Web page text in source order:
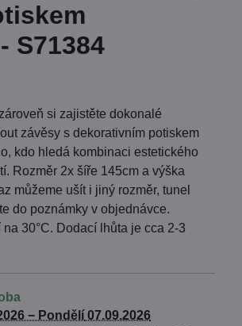
S71384
si zajistěte dokonalé
závěsy s dekorativním potiskem
kdo hledá kombinaci estetického
Rozměr 2x šíře 145cm a výška
můžeme ušít i jiný rozměr, tunel
do poznámky v objednávce.
30°C. Dodací lhůta je cca 2-3
− Pondělí 07.09.2026